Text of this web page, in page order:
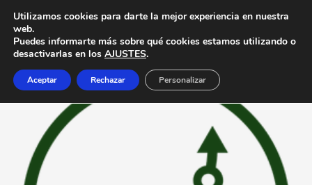
Utilizamos cookies para darte la mejor experiencia en nuestra
web.
Puedes informarte más sobre qué cookies estamos utilizando o
desactivarlas en los AJUSTES.
Aceptar Rechazar Personalizar